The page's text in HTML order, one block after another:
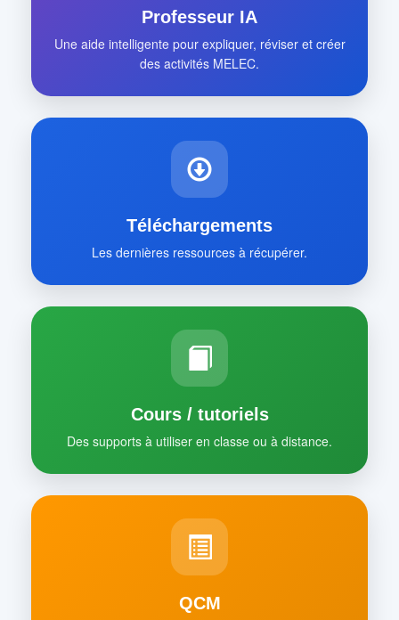
Professeur IA
Une aide intelligente pour expliquer, réviser et créer
des activités MELEC.
Téléchargements
Les dernières ressources à récupérer.
Cours / tutoriels
Des supports à utiliser en classe ou à distance.
QCM